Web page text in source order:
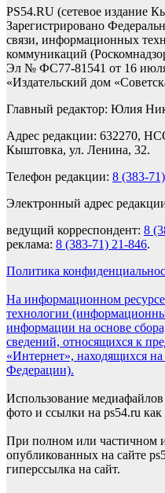
PS54.RU (сетевое издание
Зарегистрировано
связи, информационных
коммуникаций
Эл № ФС77-81541 от 16
«Издательский дом
Главный редактор: Юлия
Адрес редакции: 632270,
Кыштовка, ул. Ленина, 32.
Телефон редакции: 8 (383-
Электронный адрес
ведущий корреспондент: 8
реклама: 8 (383-71) 21-846.
Политика
На информационном
технологии
информации на основе
сведений, относящихся к
«Интернет», находящихся
Федерации).
Использование
фото и ссылки на ps54.ru
При полном или частичном
опубликованных на сайте
гиперссылка на сайт.